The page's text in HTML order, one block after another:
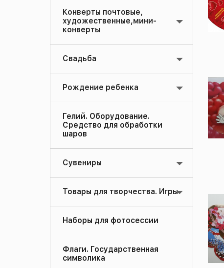
Конверты почтовые,
художественные,мини-
конверты
Свадьба
Рождение ребенка
Гелий. Оборудование.
Средство для обработки
шаров
Сувениры
Товары для творчества. Игры
Наборы для фотосессии
Флаги. Государственная
символика